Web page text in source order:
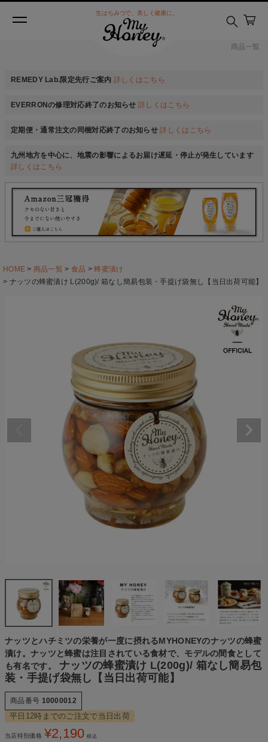
商品一覧
生はちみつで、美しく健康に。
REMEDY Lab.限定先行ご案内 詳しくはこちら
EVERRONの修理対応終了のお知らせ 詳しくはこちら
定期便・通常注文の同梱対応終了のお知らせ 詳しくはこちら
九州地方を中心に、地震の影響によるお届け遅延・停止が発生しています
詳しくはこちら
HOME 商品一覧 食品
蜂蜜漬け
ナッツの蜂蜜漬け L(200g)/ 箱なし簡易包装・手提げ袋無し【当日出荷可能】
ナッツとハチミツの栄養が一度に摂れるMYHONEYのナッツの蜂蜜
漬け。ナッツと蜂蜜は注目されている食材で、モデルの間食として
も有名です。
ナッツの蜂蜜漬け L(200g)/ 箱なし簡易包
装・手提げ袋無し【当日出荷可能】
商品番号 10000012
平日12時までのご注文で当日出荷
当店特別価格 ¥2,190 税込